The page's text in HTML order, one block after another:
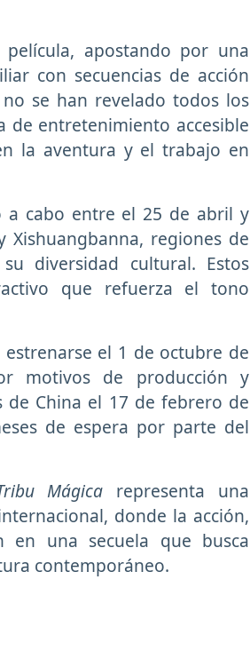
apostando por una
con secuencias de acción
no se han revelado todos los
de entretenimiento accesible
la aventura y el trabajo en
a cabo entre el 25 de abril y
regiones de
diversidad cultural. Estos
que refuerza el tono
el 1 de octubre de
motivos de producción y
de China el 17 de febrero de
de espera por parte del
Mágica representa una
donde la acción,
en una secuela que busca
contemporáneo.